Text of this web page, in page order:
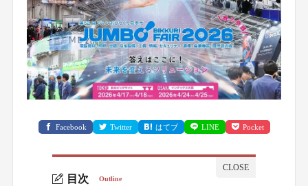
Facebook Twitter はてブ LINE Pocket
目次 Outline